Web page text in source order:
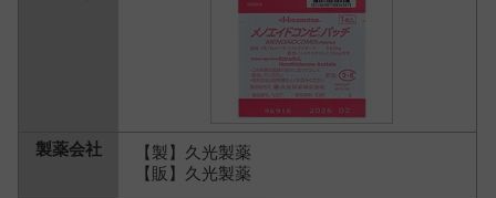
【製】久光製薬
【販】久光製薬